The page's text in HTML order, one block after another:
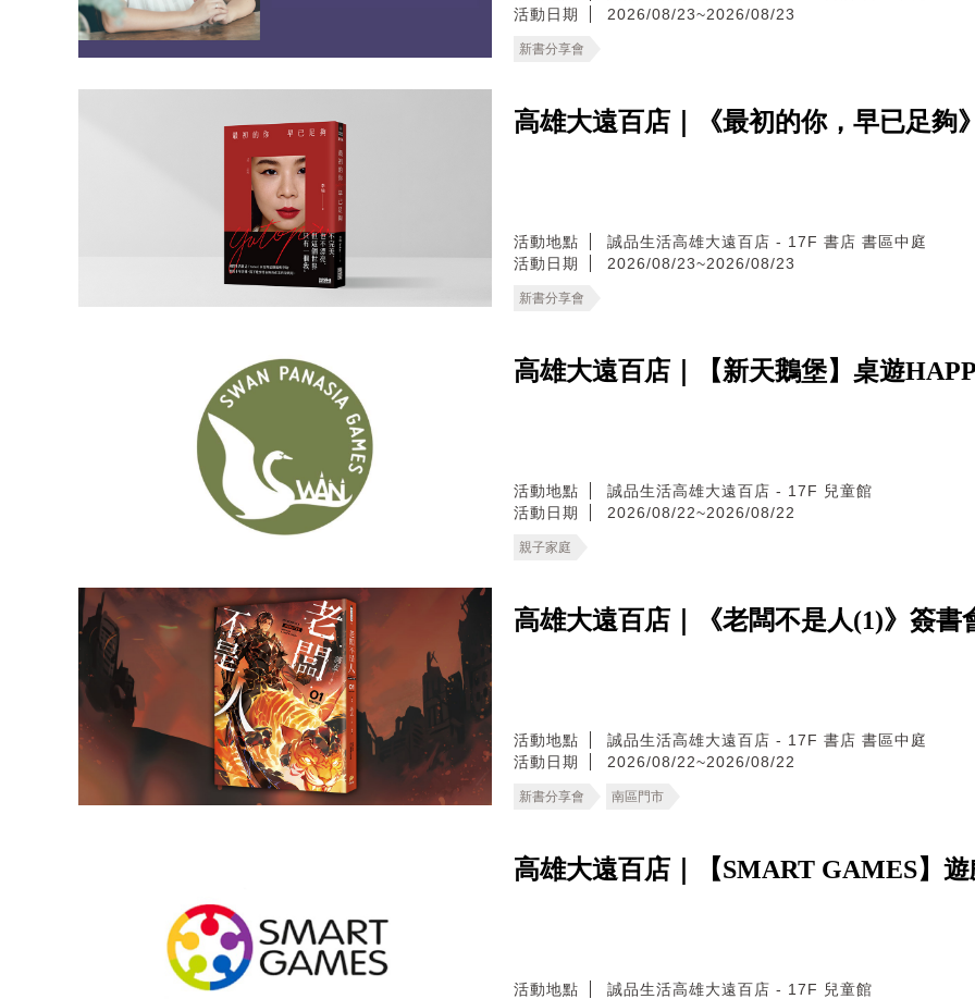
活動日期
2026/08/23~2026/08/23
新書分享會
高雄大遠百店｜《最初的你，早已足夠
活動地點
誠品生活高雄大遠百店 - 17F 書店 書區中庭
活動日期
2026/08/23~2026/08/23
新書分享會
高雄大遠百店｜【新天鵝堡】桌遊
活動地點
誠品生活高雄大遠百店 - 17F 兒童館
活動日期
2026/08/22~2026/08/22
親子家庭
高雄大遠百店｜《老闆不是人(1)》簽書
活動地點
誠品生活高雄大遠百店 - 17F 書店 書區中庭
活動日期
2026/08/22~2026/08/22
新書分享會 南區門市
高雄大遠百店｜【SMART GAMES】
活動地點
誠品生活高雄大遠百店 - 17F 兒童館